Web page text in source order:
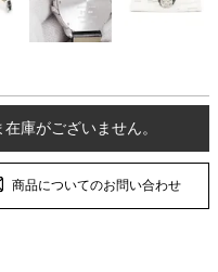
庫がございません。
商品についてのお問い合わせ